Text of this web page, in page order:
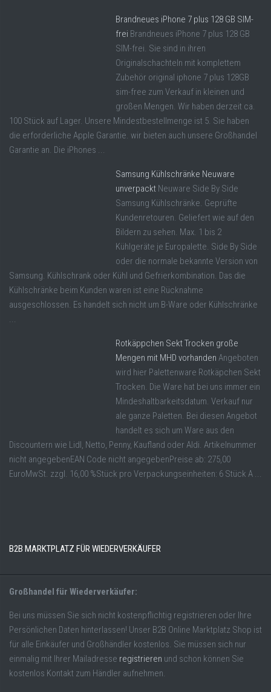
Brandneues iPhone 7 plus 128 GB SIM-
frei Brandneues iPhone 7 plus 128 GB
SIM-frei. Sie sind in ihren
Originalschachteln mit komplettem
Zubehör original iphone 7 plus 128GB
sim-free zum Verkauf in kleinen und
großen Mengen. Wir haben derzeit ca.
100 Stück auf Lager. Unsere Mindestbestellmenge ist 5. Sie haben
die erforderliche Apple Garantie. wir bieten auch unsere Großhandel
Garantie an. Die iPhones ...
Samsung Kühlschränke Neuware
unverpackt Neuware Side By Side
Samsung Kühlschränke. Geprüfte
Kundenretouren. Geliefert wie auf den
Bildern zu sehen. Max. 1 bis 2
Kühlgeräte je Europalette. Side By Side
oder die normale bekannte Version von
Samsung. Kühlschrank oder Kühl und Gefrierkombination. Das die
Kühlschränke beim Kunden waren ist eine Rücknahme
ausgeschlossen. Es handelt sich nicht um B-Ware oder Kühlschränke
...
Rotkäppchen Sekt Trocken große
Mengen mit MHD vorhanden Angeboten
wird hier Palettenware Rotkäpchen Sekt
Trocken. Die Ware hat bei uns immer ein
Mindeshaltbarkeitsdatum. Verkauf nur
ale ganze Paletten. Bei diesen Angebot
handelt es sich um Ware aus den
Discountern wie Lidl, Netto, Penny, Kaufland oder Aldi. Artikelnummer
nicht angegebenEAN Code nicht angegebenPreise ab: 275,00
EuroMwSt. zzgl. 16,00 %Stück pro Verpackungseinheiten: 6 Stück A ...
B2B MARKTPLATZ FÜR WIEDERVERKÄUFER
Großhandel für Wiederverkäufer:
Bei uns müssen Sie sich nicht kostenpflichtig registrieren oder Ihre
Persönlichen Daten hinterlassen! Unser B2B Online Marktplatz Shop ist
für alle Einkäufer und Großhändler kostenlos. Sie müssen sich nur
einmalig mit Ihrer Mailadresse registrieren und schon können Sie
kostenlos Kontakt zum Händler aufnehmen.